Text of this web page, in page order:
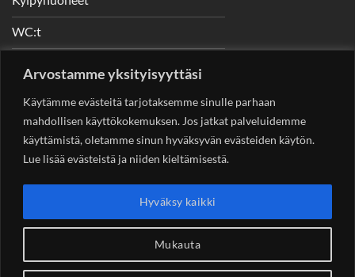
Arvostamme yksityisyyttäsi
Käytämme evästeitä tarjotaksemme sinulle parhaan
mahdollisen käyttökokemuksen. Jos jatkat palveluidemme
käyttämistä, oletamme sinun hyväksyvän evästeiden käytön.
Lue lisää evästeistä ja niiden kieltämisestä.
Mukauta
Hyväksy kaikki
WC:t
Nostimet
YHTEYSTIEDOT
Helsingin Rakennuskonevuokraus OySotungintie 449,
00890 Helsinki 0400 99 53 63
asiakaspalvelu@rakennuskonevuokraus.fi